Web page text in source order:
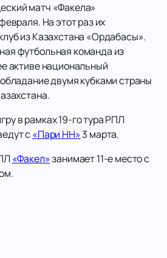
матч «Факела»
На этот раз их
из Казахстана «Ордабасы».
футбольная команда из
активе национальный
двумя кубками страны
в рамках 19-го тура РПЛ
с«Пари НН»3 марта.
«Факел»занимает 11-е место с